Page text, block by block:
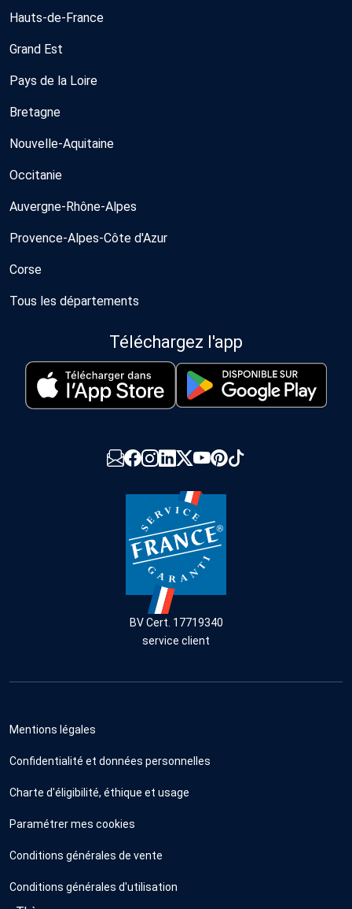
Hauts-de-France
Grand Est
Pays de la Loire
Bretagne
Nouvelle-Aquitaine
Occitanie
Auvergne-Rhône-Alpes
Provence-Alpes-Côte d'Azur
Corse
Tous les départements
Téléchargez l'app
BV Cert. 17719340
service client
Mentions légales
Confidentialité et données personnelles
Charte d'éligibilité, éthique et usage
Paramétrer mes cookies
Conditions générales de vente
Conditions générales d'utilisation